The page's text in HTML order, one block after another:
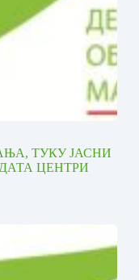
ТУКУ ЈАСНИ
ЦЕНТРИ